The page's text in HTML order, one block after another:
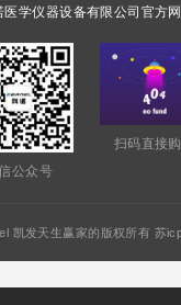
医学仪器设备有限公司官方
公众号
扫码直接
凯发天生赢家的版权所有 苏